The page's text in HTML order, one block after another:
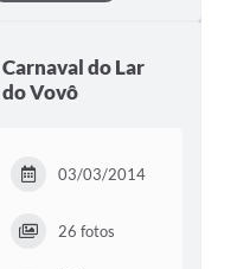
Carnaval do Lar
do Vovô
03/03/2014
26 fotos